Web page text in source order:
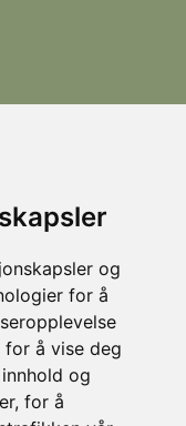
og
for å
å vise deg
og
for å
Personvern
Levert av
Horn Media